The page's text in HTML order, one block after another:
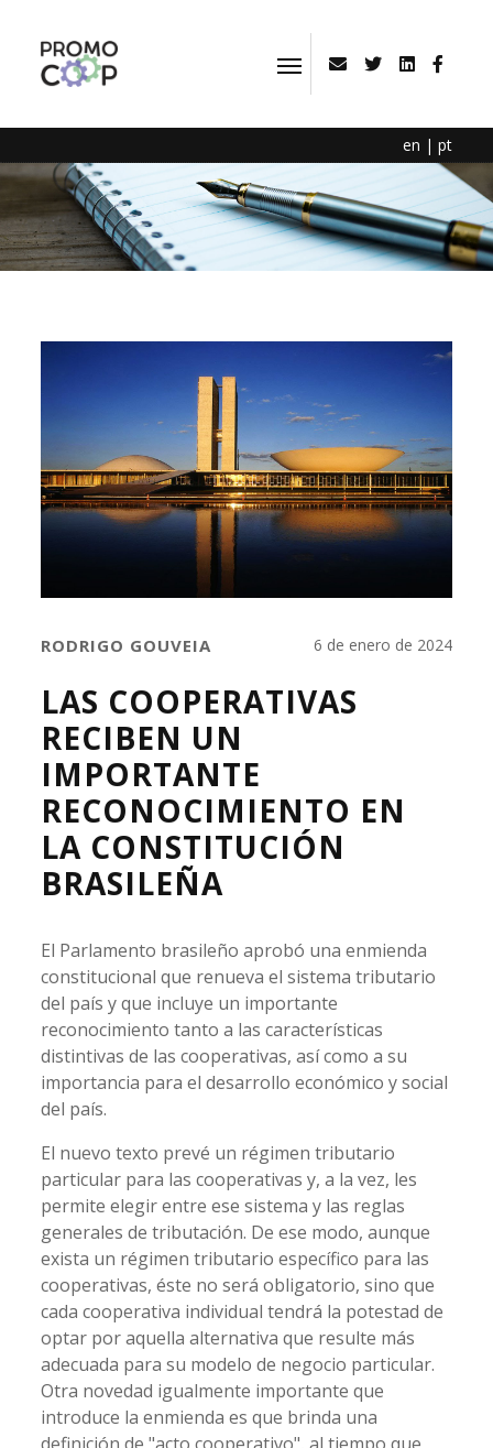
en | pt
RODRIGO GOUVEIA 6 de enero de 2024
LAS COOPERATIVAS
RECIBEN UN
IMPORTANTE
RECONOCIMIENTO EN
LA CONSTITUCIÓN
BRASILEÑA
El Parlamento brasileño aprobó una enmienda
constitucional que renueva el sistema tributario
del país y que incluye un importante
reconocimiento tanto a las características
distintivas de las cooperativas, así como a su
importancia para el desarrollo económico y social
del país.
El nuevo texto prevé un régimen tributario
particular para las cooperativas y, a la vez, les
permite elegir entre ese sistema y las reglas
generales de tributación. De ese modo, aunque
exista un régimen tributario específico para las
cooperativas, éste no será obligatorio, sino que
cada cooperativa individual tendrá la potestad de
optar por aquella alternativa que resulte más
adecuada para su modelo de negocio particular.
Otra novedad igualmente importante que
introduce la enmienda es que brinda una